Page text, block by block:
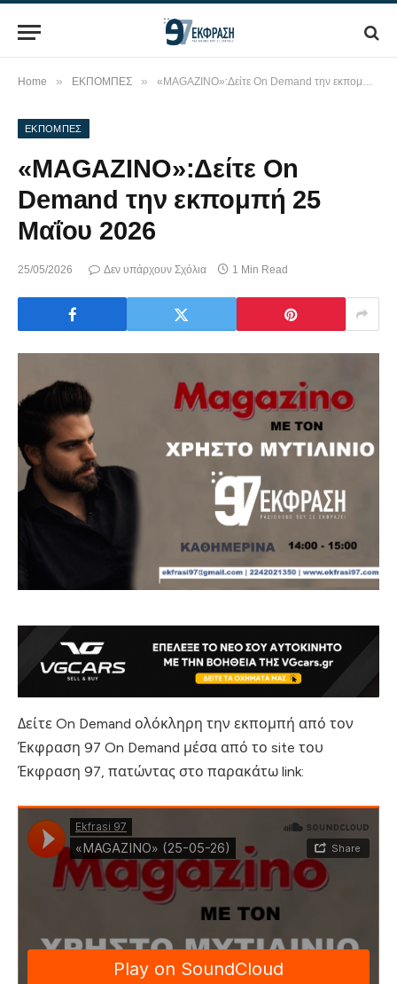
Home » ΕΚΠΟΜΠΕΣ » «MAGAZINO»:Δείτε On Demand την εκπομπή 25 Μαΐου 2026
ΕΚΠΟΜΠΕΣ
«MAGAZINO»:Δείτε On
Demand την εκπομπή 25
Μαΐου 2026
25/05/2026 Δεν υπάρχουν Σχόλια 1 Min Read
Δείτε On Demand ολόκληρη την εκπομπή από τον
Έκφραση 97 On Demand μέσα από το site του
Έκφραση 97, πατώντας στο παρακάτω link: